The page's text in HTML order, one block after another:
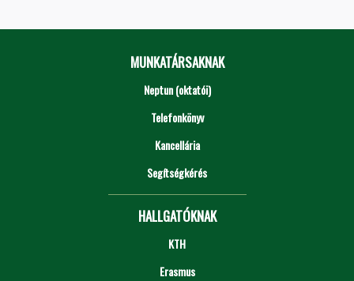
MUNKATÁRSAKNAK
Neptun (oktatói)
Telefonkönyv
Kancellária
Segítségkérés
HALLGATÓKNAK
KTH
Erasmus